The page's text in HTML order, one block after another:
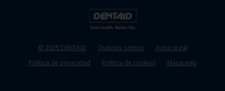
© 2025 DENTAID Quiénes somos
Aviso legal
Política de privacidad
Política de cookies Mapa web